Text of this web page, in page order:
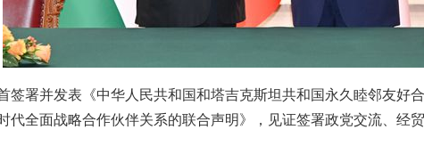
署并发表《中华人民共和国和塔吉克斯坦共和国永久睦邻友好
代全面战略合作伙伴关系的联合声明》，见证签署政党交流、经